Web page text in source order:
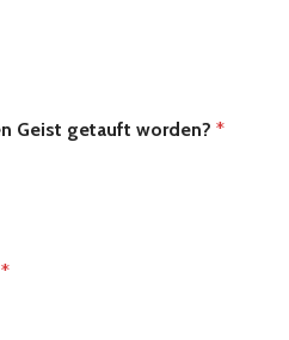
Geist getauft worden? *
*